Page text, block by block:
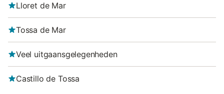
Lloret de Mar
Tossa de Mar
Veel uitgaansgelegenheden
Castillo de Tossa